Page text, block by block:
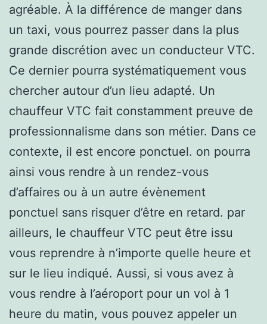
agréable. À la différence de manger dans
un taxi, vous pourrez passer dans la plus
grande discrétion avec un conducteur VTC.
Ce dernier pourra systématiquement vous
chercher autour d’un lieu adapté. Un
chauffeur VTC fait constamment preuve de
professionnalisme dans son métier. Dans ce
contexte, il est encore ponctuel. on pourra
ainsi vous rendre à un rendez-vous
d’affaires ou à un autre évènement
ponctuel sans risquer d’être en retard. par
ailleurs, le chauffeur VTC peut être issu
vous reprendre à n’importe quelle heure et
sur le lieu indiqué. Aussi, si vous avez à
vous rendre à l’aéroport pour un vol à 1
heure du matin, vous pouvez appeler un